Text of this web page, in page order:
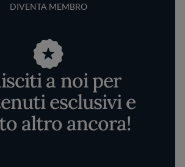
DIVENTA MEMBRO
a noi per
esclusivi e
altro ancora!